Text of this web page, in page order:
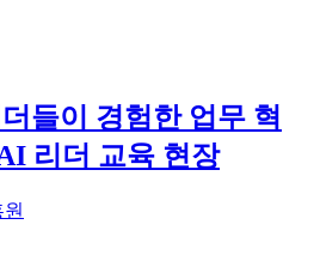
들이 경험한 업무 혁
리더 교육 현장